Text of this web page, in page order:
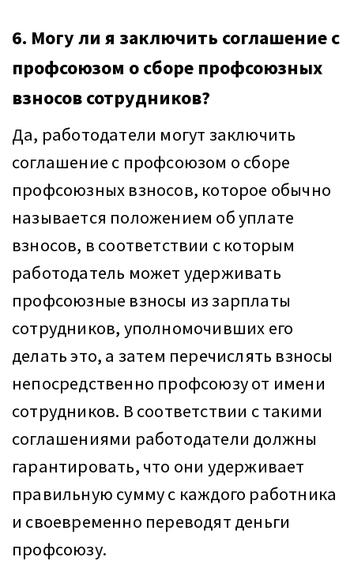
6. Могу ли я заключить соглашение с
профсоюзом о сборе профсоюзных
взносов сотрудников?
Да, работодатели могут заключить
соглашение с профсоюзом о сборе
профсоюзных взносов, которое обычно
называется положением об уплате
взносов, в соответствии с которым
работодатель может удерживать
профсоюзные взносы из зарплаты
сотрудников, уполномочивших его
делать это, а затем перечислять взносы
непосредственно профсоюзу от имени
сотрудников. В соответствии с такими
соглашениями работодатели должны
гарантировать, что они удерживает
правильную сумму с каждого работника
и своевременно переводят деньги
профсоюзу.